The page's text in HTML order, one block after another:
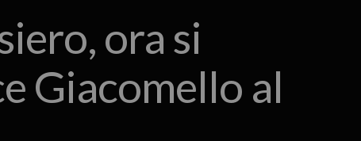
ora si
Giacomello al